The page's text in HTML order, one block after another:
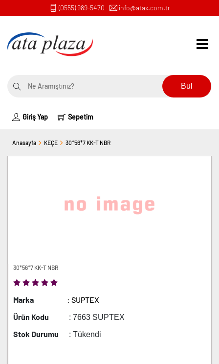
(0555) 989-5470 info@atax.com.tr
Bul
Giriş Yap Sepetim
Anasayfa KEÇE 30*56*7 KK-T NBR
30*56*7 KK-T NBR
Marka
: SUPTEX
Ürün Kodu
: 7663 SUPTEX
Stok Durumu : Tükendi